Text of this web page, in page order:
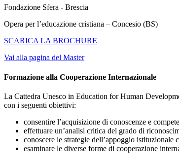
Fondazione Sfera - Brescia
Opera per l’educazione cristiana – Concesio (BS)
SCARICA LA BROCHURE
Vai alla pagina del Master
Formazione alla Cooperazione Internazionale
La Cattedra Unesco in Education for Human
con i seguenti obiettivi:
consentire l’acquisizione di conoscenze e
effettuare un’analisi critica del grado di
conoscere le strategie dell’appoggio
esaminare le diverse forme di cooperazione